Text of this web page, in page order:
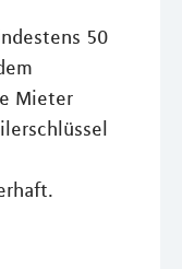
50
Mieter